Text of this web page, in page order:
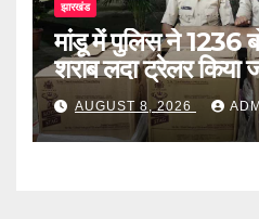
झारखंड
मांडू में पुलिस ने 1236
शराब लदा ट्रेलर किया
AUGUST 8, 2026